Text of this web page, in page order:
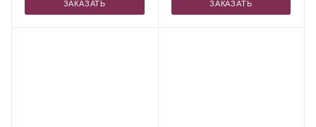
ЗАКАЗАТЬ ЗАКАЗАТЬ